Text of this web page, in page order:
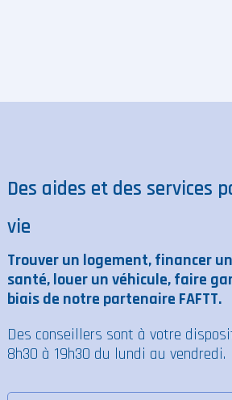
Des aides et des services
vie
Trouver un logement, financer
santé, louer un véhicule, faire
biais de notre partenaire FAFTT.
Des conseillers sont à votre
8h30 à 19h30 du lundi au vendredi.